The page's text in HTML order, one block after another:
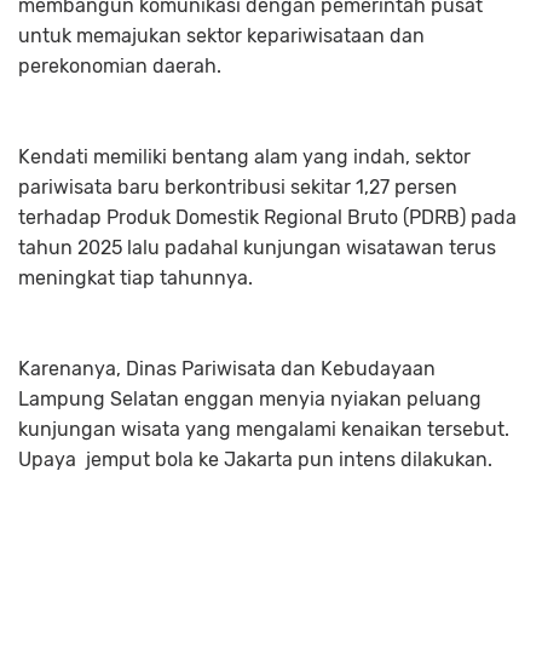
membangun komunikasi dengan pemerintah pusat
untuk memajukan sektor kepariwisataan dan
perekonomian daerah.
Kendati memiliki bentang alam yang indah, sektor
pariwisata baru berkontribusi sekitar 1,27 persen
terhadap Produk Domestik Regional Bruto (PDRB) pada
tahun 2025 lalu padahal kunjungan wisatawan terus
meningkat tiap tahunnya.
Karenanya, Dinas Pariwisata dan Kebudayaan
Lampung Selatan enggan menyia nyiakan peluang
kunjungan wisata yang mengalami kenaikan tersebut.
Upaya jemput bola ke Jakarta pun intens dilakukan.